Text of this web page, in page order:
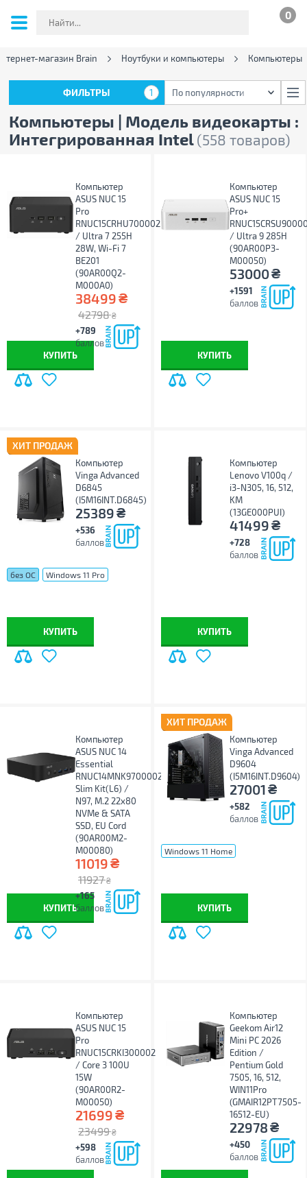
0
магазин Brain Ноутбуки и компьютеры Компьютеры
Компьютеры | Модель видеокарты :
Интегрированная Intel (558 товаров)
ФИЛЬТРЫ 1 По популярности
Компьютер
ASUS NUC 15
Pro
RNUC15CRHU700002
/ Ultra 7 255H
28W, Wi-Fi 7
BE201
(90AR00Q2-
M000A0)
38499₴
42798 ₴
+789
баллов
КУПИТЬ
Компьютер
ASUS NUC 15
Pro+
/ Ultra 9 285H
(90AR00P3-
M00050)
53000₴
+1591
баллов
КУПИТЬ
ХИТ ПРОДАЖ
Компьютер
Vinga Advanced
D6845
(I5M16INT.D6845)
25389₴
+536
баллов
без ОС Windows 11 Pro
КУПИТЬ
Компьютер
Lenovo V100q /
i3-N305, 16, 512,
KM
(13GE000PUI)
41499₴
+728
баллов
КУПИТЬ
Компьютер
ASUS NUC 14
Essential
RNUC14MNK9700002
Slim Kit(L6) /
N97, M.2 22x80
NVMe & SATA
SSD, EU Cord
(90AR00M2-
M00080)
11019₴
11927 ₴
+165
баллов
КУПИТЬ
ХИТ ПРОДАЖ
Компьютер
Vinga Advanced
D9604
(I5M16INT.D9604)
27001₴
+582
баллов
Windows 11 Home
КУПИТЬ
Компьютер
ASUS NUC 15
Pro
RNUC15CRKI300002
/ Core 3 100U
15W
(90AR00R2-
M00050)
21699₴
23499 ₴
+598
баллов
Компьютер
Geekom Air12
Mini PC 2026
Edition /
Pentium Gold
7505, 16, 512,
WIN11Pro
(GMAIR12PT7505-
16512-EU)
22978₴
+450
баллов
ФИЛЬТРЫ 1 По популярности